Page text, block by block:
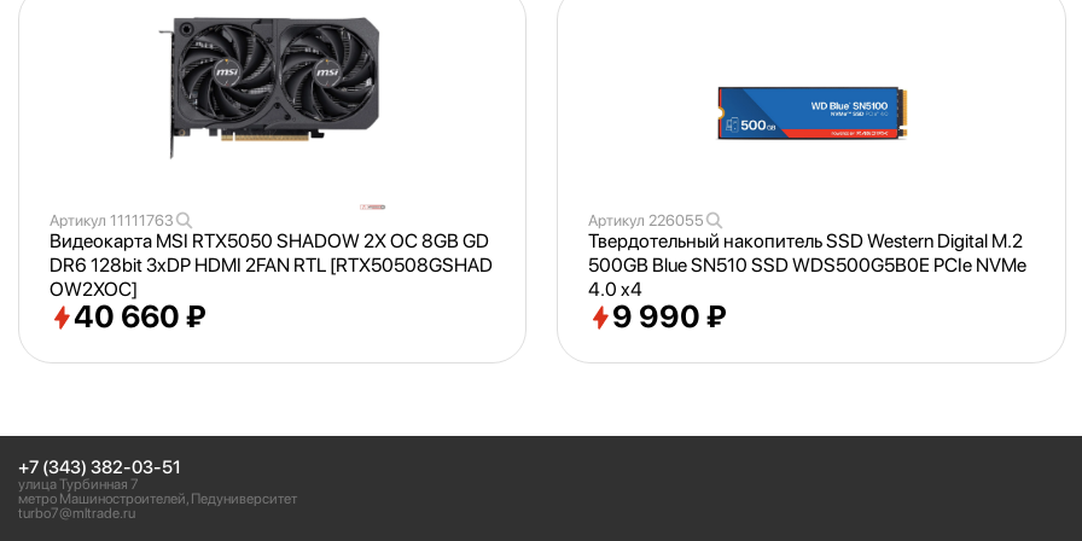
Артикул 11111763
Видеокарта MSI RTX5050 SHADOW 2X OC 8GB GD
DR6 128bit 3xDP HDMI 2FAN RTL [RTX50508GSHAD
OW2XOC]
40 660 ₽
Артикул 226055
Твердотельный накопитель SSD Western Digital M.2
500GB Blue SN510 SSD WDS500G5B0E PCIe NVMe
4.0 x4
9 990 ₽
+7 (343) 382-03-51
улица Турбинная 7
метро Машиностроителей, Педуниверситет
turbo7@mltrade.ru